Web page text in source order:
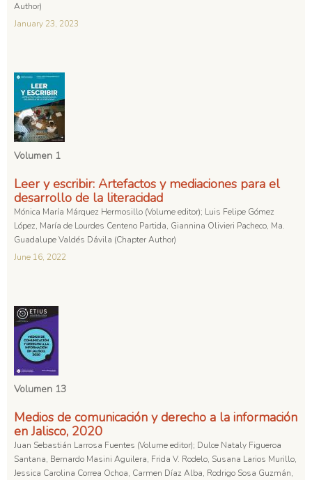
Author)
January 23, 2023
Volumen 1
Leer y escribir: Artefactos y mediaciones para el
desarrollo de la literacidad
Mónica María Márquez Hermosillo (Volume editor); Luis Felipe Gómez
López, María de Lourdes Centeno Partida, Giannina Olivieri Pacheco, Ma.
Guadalupe Valdés Dávila (Chapter Author)
June 16, 2022
Volumen 13
Medios de comunicación y derecho a la información
en Jalisco, 2020
Juan Sebastián Larrosa Fuentes (Volume editor); Dulce Nataly Figueroa
Santana, Bernardo Masini Aguilera, Frida V. Rodelo, Susana Larios Murillo,
Jessica Carolina Correa Ochoa, Carmen Díaz Alba, Rodrigo Sosa Guzmán,